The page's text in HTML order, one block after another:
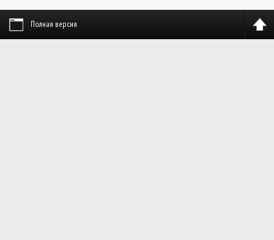
Полная версия